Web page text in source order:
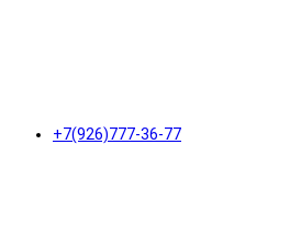
+7(926)777-36-77